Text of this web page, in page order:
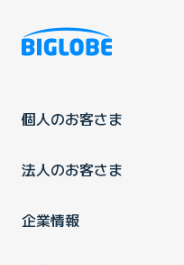
個人のお客さま
法人のお客さま
企業情報